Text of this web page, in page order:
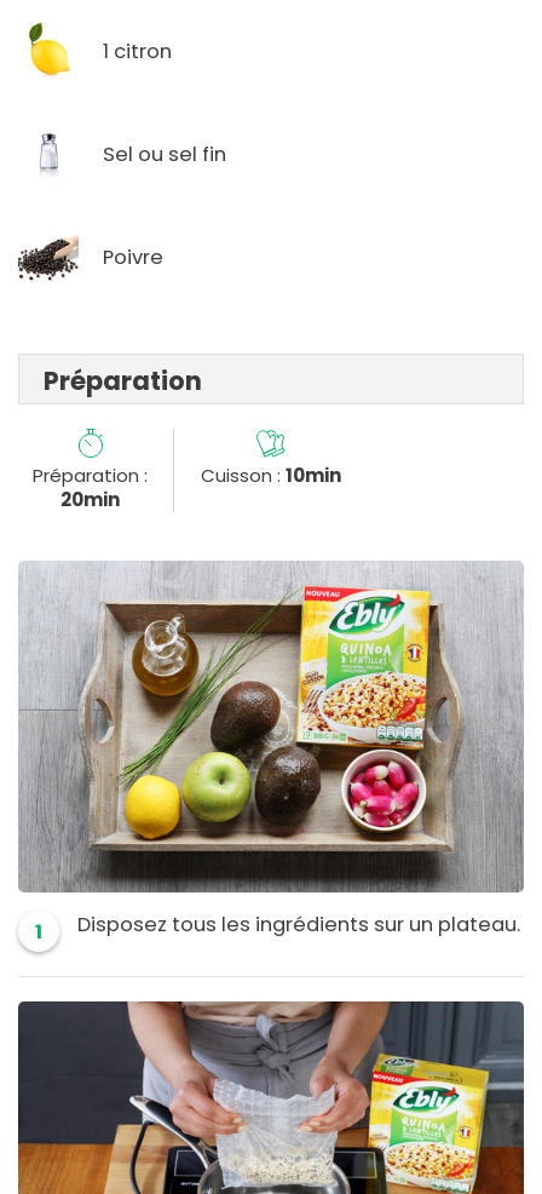
1 citron
Sel ou sel fin
Poivre
Préparation
Préparation :
20min
Cuisson : 10min
1 Disposez tous les ingrédients sur un plateau.